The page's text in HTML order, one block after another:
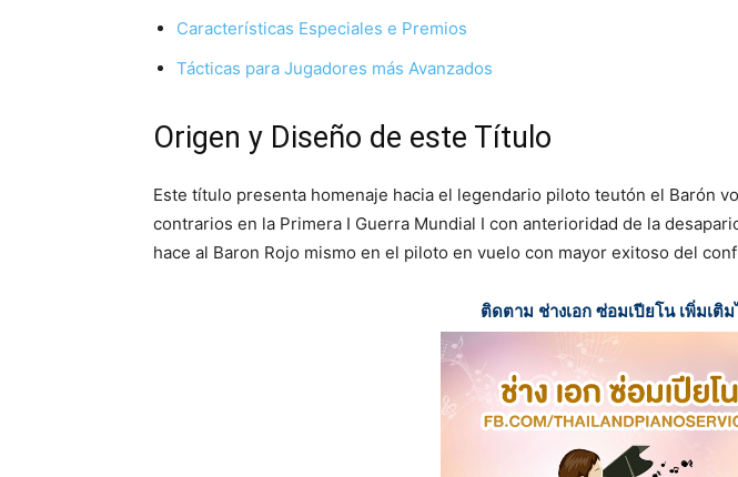
Características Especiales e Premios
Tácticas para Jugadores más Avanzados
Origen y Diseño de este Título
Este título presenta homenaje hacia el legendario piloto teutón el Barón
contrarios en la Primera I Guerra Mundial I con anterioridad de la
hace al Baron Rojo mismo en el piloto en vuelo con mayor exitoso del
ติดตาม ช่างเอก ซ่อมเปียโน เพิ่มเติ